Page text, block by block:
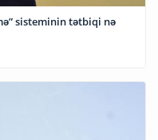
sisteminin tətbiqi nə